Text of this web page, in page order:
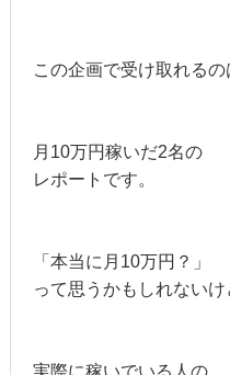
この企画で受け取れるの
月10万円稼いだ2名の
レポートです。
「本当に月10万円？」
って思うかもしれないけ